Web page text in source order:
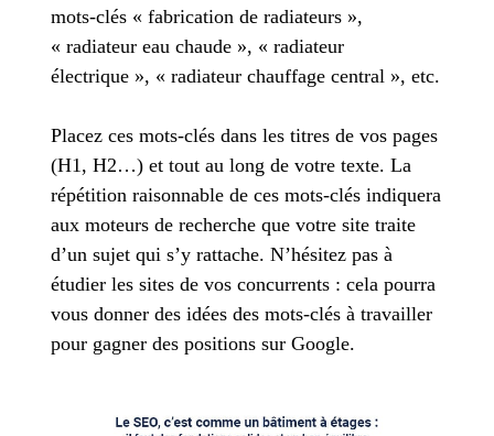
mots-clés « fabrication de radiateurs »,
« radiateur eau chaude », « radiateur
électrique », « radiateur chauffage central », etc.
Placez ces mots-clés dans les titres de vos pages
(H1, H2…) et tout au long de votre texte. La
répétition raisonnable de ces mots-clés indiquera
aux moteurs de recherche que votre site traite
d’un sujet qui s’y rattache. N’hésitez pas à
étudier les sites de vos concurrents : cela pourra
vous donner des idées des mots-clés à travailler
pour gagner des positions sur Google.